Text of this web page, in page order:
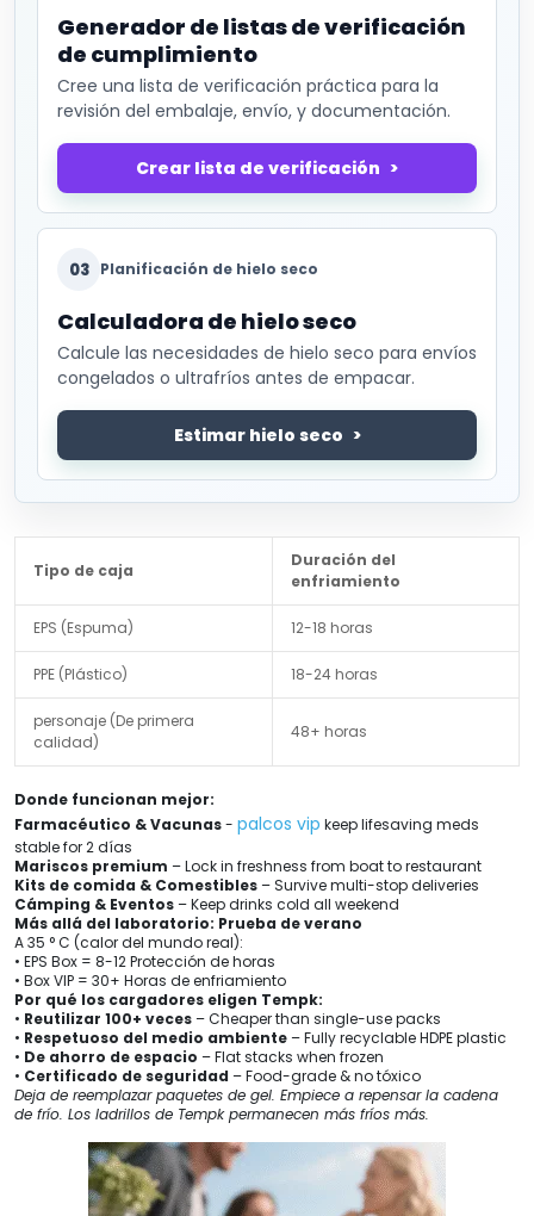
Generador de listas de verificación
de cumplimiento
Cree una lista de verificación práctica para la
revisión del embalaje, envío, y documentación.
Crear lista de verificación
03 Planificación de hielo seco
Calculadora de hielo seco
Calcule las necesidades de hielo seco para envíos
congelados o ultrafríos antes de empacar.
Estimar hielo seco
Tipo de caja
Duración del
enfriamiento
EPS (Espuma) 12-18 horas
PPE (Plástico) 18-24 horas
personaje (De primera
calidad)
48+ horas
Donde funcionan mejor:
Farmacéutico & Vacunas- palcos vip keep lifesaving meds
stable for2 días
Mariscos premium – Lock in freshness from boat to restaurant
Kits de comida & Comestibles – Survive multi-stop deliveries
Cámping & Eventos – Keep drinks cold all weekend
Más allá del laboratorio: Prueba de verano
A 35 ° C (calor del mundo real):
• EPS Box = 8-12 Protección de horas
• Box VIP = 30+ Horas de enfriamiento
Por qué los cargadores eligen Tempk:
• Reutilizar 100+ veces – Cheaper than single-use packs
• Respetuoso del medio ambiente – Fully recyclable HDPE plastic
• De ahorro de espacio – Flat stacks when frozen
• Certificado de seguridad – Food-grade & no tóxico
Deja de reemplazar paquetes de gel. Empiece a repensar la cadena
de frío. Los ladrillos de Tempk permanecen más fríos más.